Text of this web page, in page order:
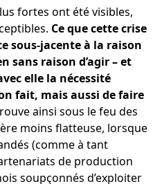
fortes ont été visibles,
Ce que cette crise
sous-jacente à la raison
sans raison d’agir – et
elle la nécessité
fait, mais aussi de faire
ainsi sous le feu des
moins flatteuse, lorsque
(comme à tant
de production
soupçonnés d’exploiter